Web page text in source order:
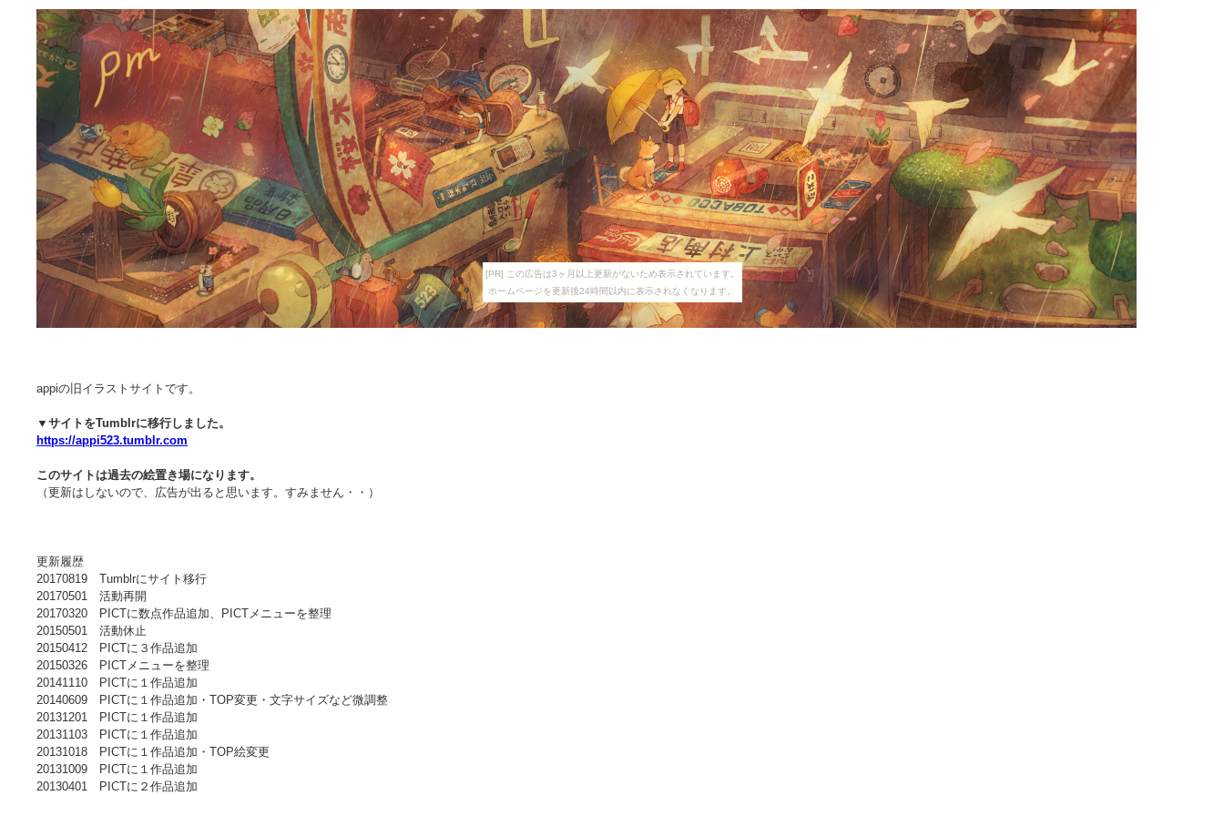
[PR] この広告は3ヶ月以上更新がないため表示されています。
ホームページを更新後24時間以内に表示されなくなります。
appiの旧イラストサイトです。
▼サイトをTumblrに移行しました。
https://appi523.tumblr.com
このサイトは過去の絵置き場になります。
（更新はしないので、広告が出ると思います。すみません・・）
更新履歴
20170819 Tumblrにサイト移行
20170501 活動再開
20170320 PICTに数点作品追加、PICTメニューを整理
20150501 活動休止
20150412 PICTに３作品追加
20150326 PICTメニューを整理
20141110 PICTに１作品追加
20140609 PICTに１作品追加・TOP変更・文字サイズなど微調整
20131201 PICTに１作品追加
20131103 PICTに１作品追加
20131018 PICTに１作品追加・TOP絵変更
20131009 PICTに１作品追加
20130401 PICTに２作品追加